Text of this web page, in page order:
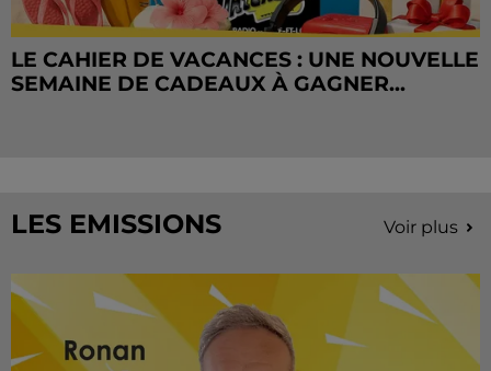
LE CAHIER DE VACANCES : UNE NOUVELLE
SEMAINE DE CADEAUX À GAGNER...
LES EMISSIONS Voir plus